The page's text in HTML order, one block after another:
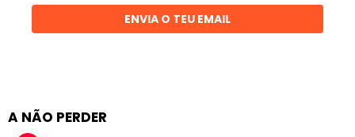
ENVIA O TEU EMAIL
A NÃO PERDER